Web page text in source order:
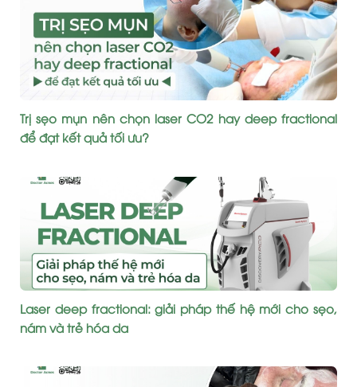
Trị sẹo mụn nên chọn laser CO2 hay deep fractional
để đạt kết quả tối ưu?
Laser deep fractional: giải pháp thế hệ mới cho sẹo,
nám và trẻ hóa da